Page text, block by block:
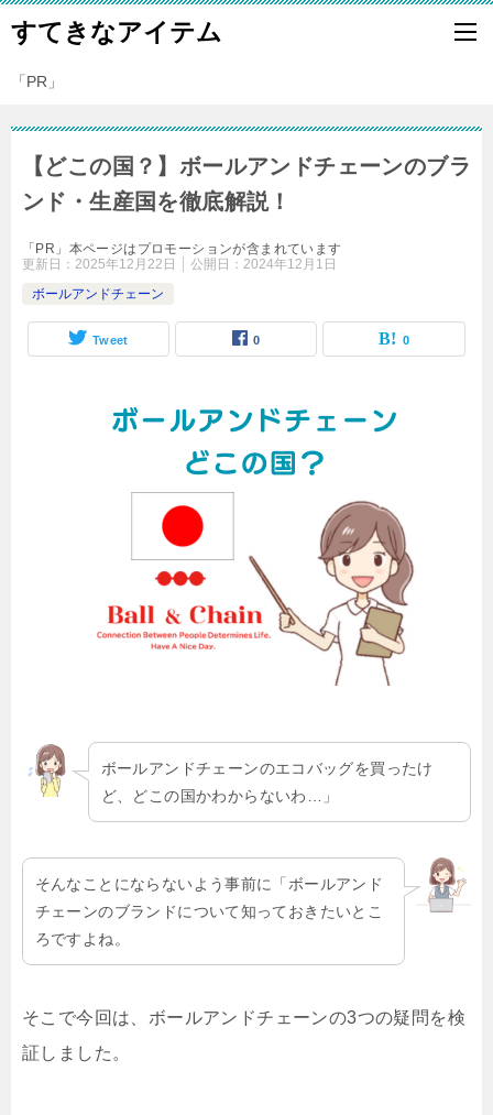
すてきなアイテム
「PR」
【どこの国？】ボールアンドチェーンのブラ
ンド・生産国を徹底解説！
「PR」本ページはプロモーションが含まれています
更新日： 2025年12月22日 公開日： 2024年12月1日
ボールアンドチェーン
Tweet 0 0
ボールアンドチェーンのエコバッグを買ったけ
ど、どこの国かわからないわ…」
そんなことにならないよう事前に「ボールアンド
チェーンのブランドについて知っておきたいとこ
ろですよね。
そこで今回は、ボールアンドチェーンの3つの疑問を検
証しました。